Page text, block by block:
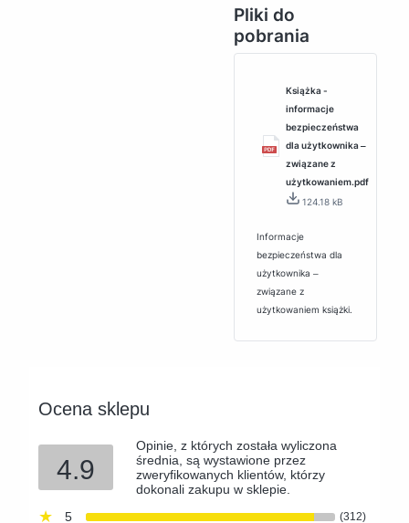
Pliki do
pobrania
Książka -
informacje
bezpieczeństwa
dla użytkownika ‒
związane z
użytkowaniem.pdf
124.18 kB
Informacje
bezpieczeństwa dla
użytkownika ‒
związane z
użytkowaniem książki.
Ocena sklepu
4.9
Opinie, z których została wyliczona
średnia, są wystawione przez
zweryfikowanych klientów, którzy
dokonali zakupu w sklepie.
5
(312)